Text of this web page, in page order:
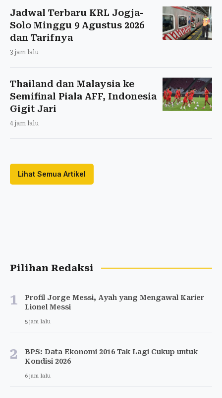
Jadwal Terbaru KRL Jogja-
Solo Minggu 9 Agustus 2026
dan Tarifnya
3 jam lalu
Thailand dan Malaysia ke
Semifinal Piala AFF, Indonesia
Gigit Jari
4 jam lalu
Lihat Semua Artikel
Pilihan Redaksi
1
Profil Jorge Messi, Ayah yang Mengawal Karier
Lionel Messi
5 jam lalu
2
BPS: Data Ekonomi 2016 Tak Lagi Cukup untuk
Kondisi 2026
6 jam lalu